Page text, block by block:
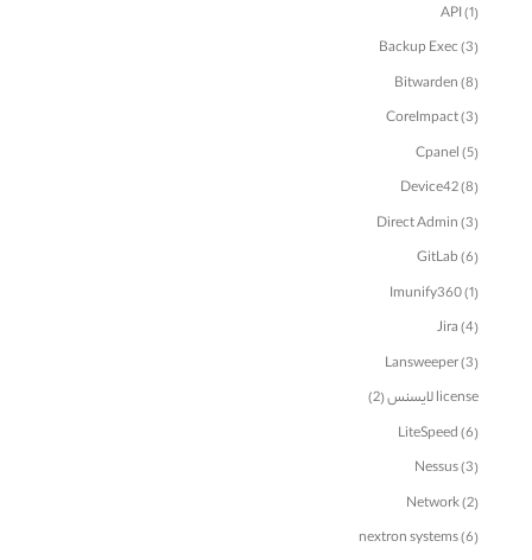
API(1)
Backup Exec(3)
Bitwarden(8)
CoreImpact(3)
Cpanel(5)
Device42(8)
Direct Admin(3)
GitLab(6)
Imunify360(1)
Jira(4)
Lansweeper(3)
license لایسنس
(2)
LiteSpeed(6)
Nessus(3)
Network(2)
nextron systems(6)